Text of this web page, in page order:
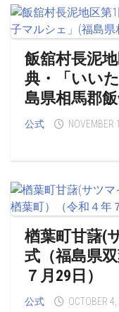
飯舘村長泥
典・「いい
島県相馬郡
公式 NOVEMBER
楢葉町甘藷(
式（福島県
７月29日）
公式 OCTOBER